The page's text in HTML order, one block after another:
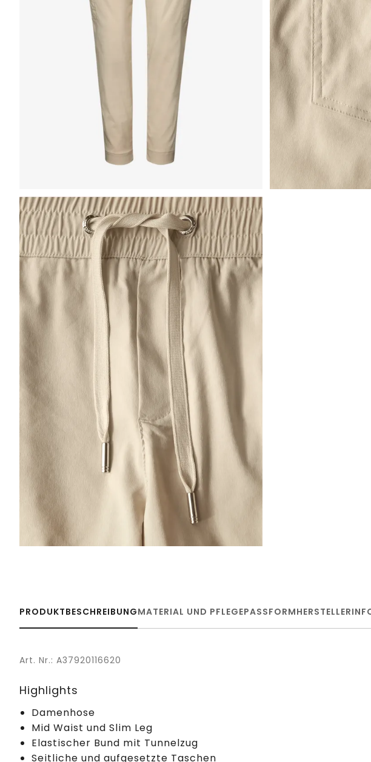
PRODUKTBESCHREIBUNGMATERIAL UND PFLEGEPASSFORM
Art. Nr.: A37920116620
Highlights
Damenhose
Mid Waist und Slim Leg
Elastischer Bund mit Tunnelzug
Seitliche und aufgesetzte Taschen